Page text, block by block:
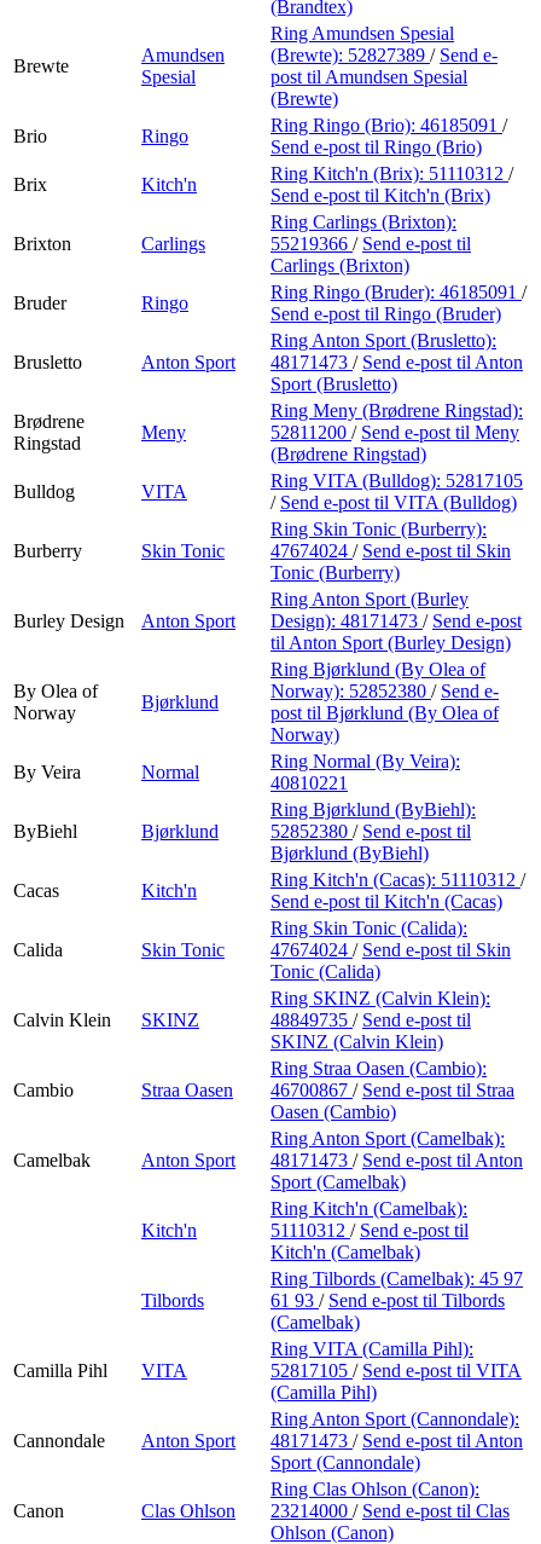
(Brandtex)
Brewte
Amundsen
Spesial
Ring Amundsen Spesial
(Brewte): 52827389 / Send e-
post til Amundsen Spesial
(Brewte)
Brio
Ringo
Ring Ringo (Brio): 46185091 /
Send e-post til Ringo (Brio)
Brix
Kitch'n
Ring Kitch'n (Brix): 51110312 /
Send e-post til Kitch'n (Brix)
Brixton Carlings
Ring Carlings (Brixton):
55219366 / Send e-post til
Carlings (Brixton)
Bruder
Ringo
Ring Ringo (Bruder): 46185091 /
Send e-post til Ringo (Bruder)
Brusletto Anton Sport
Ring Anton Sport (Brusletto):
48171473 / Send e-post til Anton
Sport (Brusletto)
Brødrene
Ringstad
Meny
Ring Meny (Brødrene Ringstad):
52811200 / Send e-post til Meny
(Brødrene Ringstad)
Bulldog
VITA
Ring VITA (Bulldog): 52817105
/ Send e-post til VITA (Bulldog)
Burberry Skin Tonic
Ring Skin Tonic (Burberry):
47674024 / Send e-post til Skin
Tonic (Burberry)
Burley Design Anton Sport
Ring Anton Sport (Burley
Design): 48171473 / Send e-post
til Anton Sport (Burley Design)
By Olea of
Norway
Bjørklund
Ring Bjørklund (By Olea of
Norway): 52852380 / Send e-
post til Bjørklund (By Olea of
Norway)
By Veira
Normal
Ring Normal (By Veira):
40810221
ByBiehl Bjørklund
Ring Bjørklund (ByBiehl):
52852380 / Send e-post til
Bjørklund (ByBiehl)
Cacas
Kitch'n
Ring Kitch'n (Cacas): 51110312 /
Send e-post til Kitch'n (Cacas)
Calida Skin Tonic
Ring Skin Tonic (Calida):
47674024 / Send e-post til Skin
Tonic (Calida)
Calvin Klein SKINZ
Ring SKINZ (Calvin Klein):
48849735 / Send e-post til
SKINZ (Calvin Klein)
Cambio Straa Oasen
Ring Straa Oasen (Cambio):
46700867 / Send e-post til Straa
Oasen (Cambio)
Camelbak Anton Sport
Ring Anton Sport (Camelbak):
48171473 / Send e-post til Anton
Sport (Camelbak)
Kitch'n
Ring Kitch'n (Camelbak):
51110312 / Send e-post til
Kitch'n (Camelbak)
Tilbords
Ring Tilbords (Camelbak): 45 97
61 93 / Send e-post til Tilbords
(Camelbak)
Camilla Pihl VITA
Ring VITA (Camilla Pihl):
52817105 / Send e-post til VITA
(Camilla Pihl)
Cannondale Anton Sport
Ring Anton Sport (Cannondale):
48171473 / Send e-post til Anton
Sport (Cannondale)
Canon Clas Ohlson
Ring Clas Ohlson (Canon):
23214000 / Send e-post til Clas
Ohlson (Canon)